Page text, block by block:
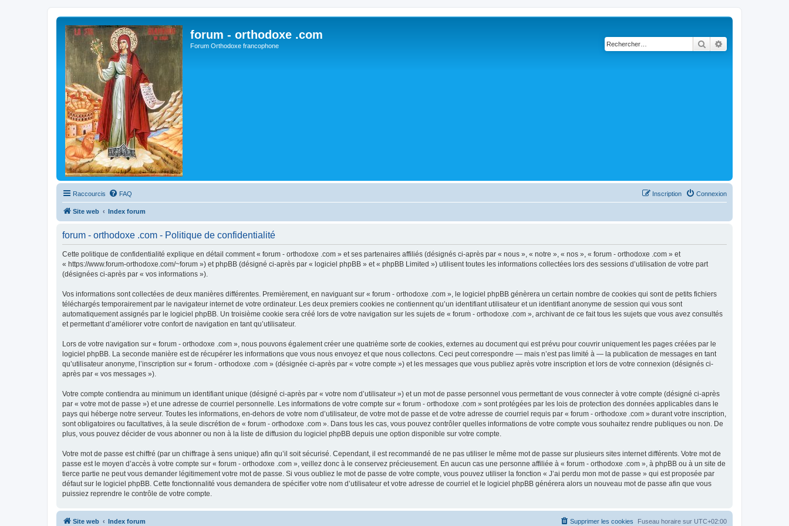
forum - orthodoxe .com
Forum Orthodoxe francophone Rechercher
Raccourcis FAQ Connexion
Inscription
Site web Index forum
forum - orthodoxe .com - Politique de confidentialité
Cette politique de confidentialité explique en détail comment « forum - orthodoxe .com » et ses partenaires affiliés (désignés ci-après par « nous », « notre », « nos », « forum - orthodoxe .com » et
« https://www.forum-orthodoxe.com/~forum ») et phpBB (désigné ci-après par « logiciel phpBB » et « phpBB Limited ») utilisent toutes les informations collectées lors des sessions d’utilisation de votre part
(désignées ci-après par « vos informations »).
Vos informations sont collectées de deux manières différentes. Premièrement, en naviguant sur « forum - orthodoxe .com », le logiciel phpBB génèrera un certain nombre de cookies qui sont de petits fichiers
téléchargés temporairement par le navigateur internet de votre ordinateur. Les deux premiers cookies ne contiennent qu’un identifiant utilisateur et un identifiant anonyme de session qui vous sont
automatiquement assignés par le logiciel phpBB. Un troisième cookie sera créé lors de votre navigation sur les sujets de « forum - orthodoxe .com », archivant de ce fait tous les sujets que vous avez consultés
et permettant d’améliorer votre confort de navigation en tant qu’utilisateur.
Lors de votre navigation sur « forum - orthodoxe .com », nous pouvons également créer une quatrième sorte de cookies, externes au document qui est prévu pour couvrir uniquement les pages créées par le
logiciel phpBB. La seconde manière est de récupérer les informations que vous nous envoyez et que nous collectons. Ceci peut correspondre — mais n’est pas limité à — la publication de messages en tant
qu’utilisateur anonyme, l’inscription sur « forum - orthodoxe .com » (désignée ci-après par « votre compte ») et les messages que vous publiez après votre inscription et lors de votre connexion (désignés ci-
après par « vos messages »).
Votre compte contiendra au minimum un identifiant unique (désigné ci-après par « votre nom d’utilisateur ») et un mot de passe personnel vous permettant de vous connecter à votre compte (désigné ci-après
par « votre mot de passe ») et une adresse de courriel personnelle. Les informations de votre compte sur « forum - orthodoxe .com » sont protégées par les lois de protection des données applicables dans le
pays qui héberge notre serveur. Toutes les informations, en-dehors de votre nom d’utilisateur, de votre mot de passe et de votre adresse de courriel requis par « forum - orthodoxe .com » durant votre inscription,
sont obligatoires ou facultatives, à la seule discrétion de « forum - orthodoxe .com ». Dans tous les cas, vous pouvez contrôler quelles informations de votre compte vous souhaitez rendre publiques ou non. De
plus, vous pouvez décider de vous abonner ou non à la liste de diffusion du logiciel phpBB depuis une option disponible sur votre compte.
Votre mot de passe est chiffré (par un chiffrage à sens unique) afin qu’il soit sécurisé. Cependant, il est recommandé de ne pas utiliser le même mot de passe sur plusieurs sites internet différents. Votre mot de
passe est le moyen d’accès à votre compte sur « forum - orthodoxe .com », veillez donc à le conservez précieusement. En aucun cas une personne affiliée à « forum - orthodoxe .com », à phpBB ou à un site de
tierce partie ne peut vous demander légitimement votre mot de passe. Si vous oubliez le mot de passe de votre compte, vous pouvez utiliser la fonction « J’ai perdu mon mot de passe » qui est proposée par
défaut sur le logiciel phpBB. Cette fonctionnalité vous demandera de spécifier votre nom d’utilisateur et votre adresse de courriel et le logiciel phpBB générera alors un nouveau mot de passe afin que vous
puissiez reprendre le contrôle de votre compte.
Site web Index forum Fuseau horaire sur UTC+02:00
Supprimer les cookies